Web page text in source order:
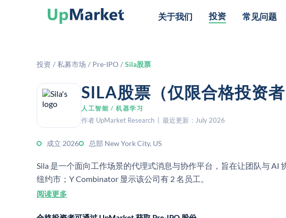
关于我们 投资 常见问题
投资 / 私募市场 / Pre-IPO / Sila股票
SILA股票（仅限合格投资者
人工智能 / 机器学习
作者 UpMarket Research | 最近更新：July 2026
成立 2026 总部 New York City, US
Sila 是一个面向工作场景的代理式消息与协作平台，旨在让团队与 AI
纽约市；Y Combinator 显示该公司有 2 名员工。
阅读更多